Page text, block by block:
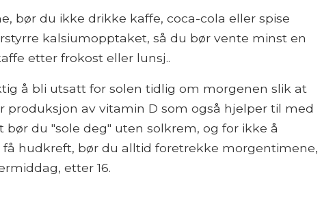
bør du ikke drikke kaffe, coca-cola eller spise
kalsiumopptaket, så du bør vente minst en
etter frokost eller lunsj..
å bli utsatt for solen tidlig om morgenen slik at
produksjon av vitamin D som også hjelper til med
du "sole deg" uten solkrem, og for ikke å
hudkreft, bør du alltid foretrekke morgentimene,
etter 16.